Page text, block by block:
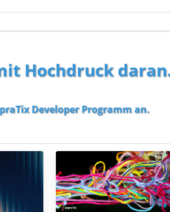
Hochdruck
Developer Programman.